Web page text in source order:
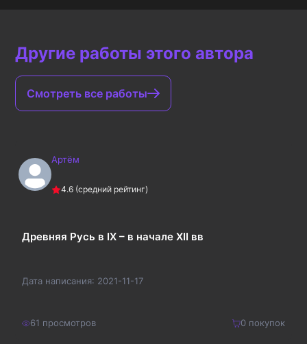
Другие работы этого автора
Смотреть все работы
Артём
4.6 (средний рейтинг)
Древняя Русь в IX – в начале XII вв
Дата написания: 2021-11-17
61 просмотров 0покупок